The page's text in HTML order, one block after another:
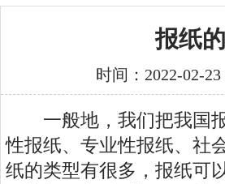
报纸
时间：2022-02-
一般地，我们把我国报
性报纸、专业性报纸、社
纸的类型有很多，报纸可